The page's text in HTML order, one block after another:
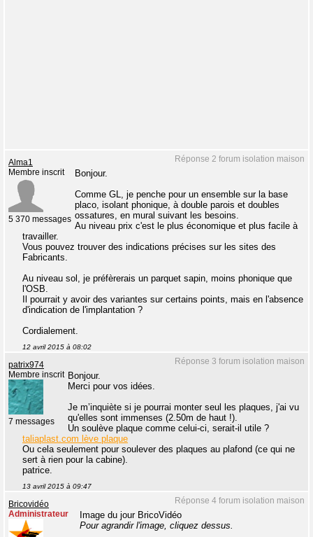
Réponse 2 forum isolation maison
Alma1
Membre inscrit
5 370 messages
Bonjour.
Comme GL, je penche pour un ensemble sur la base
placo, isolant phonique, à double parois et doubles
ossatures, en mural suivant les besoins.
Au niveau prix c'est le plus économique et plus facile à
travailler.
Vous pouvez trouver des indications précises sur les sites des
Fabricants.
Au niveau sol, je préfèrerais un parquet sapin, moins phonique que
l'OSB.
Il pourrait y avoir des variantes sur certains points, mais en l'absence
d'indication de l'implantation ?
Cordialement.
12 avril 2015 à 08:02
Réponse 3 forum isolation maison
patrix974
Membre inscrit
7 messages
Bonjour.
Merci pour vos idées.
Je m’inquiète si je pourrai monter seul les plaques, j'ai vu
qu'elles sont immenses (2.50m de haut !).
Un soulève plaque comme celui-ci, serait-il utile ?
taliaplast.com lève plaque
Ou cela seulement pour soulever des plaques au plafond (ce qui ne
sert à rien pour la cabine).
patrice.
13 avril 2015 à 09:47
Réponse 4 forum isolation maison
Bricovidéo
Administrateur
Image du jour BricoVidéo
Pour agrandir l'image, cliquez dessus.